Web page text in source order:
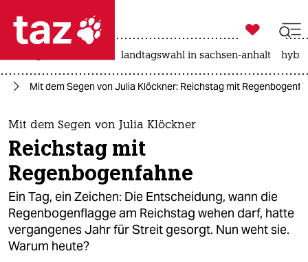
 taz zahl ich
taz zahl ich
themen
politik
öko
gesellschaft
kultur

taz zahl ich
landtagswahl in sachsen-anhalt
Mit dem Segen von Julia Klöckner: Reichstag mit
Mit dem Segen von Julia Klöckner
Reichstag mit
Regenbogenfahne
Ein Tag, ein Zeichen: Die Entscheidung, wann die
Regenbogenflagge am Reichstag wehen darf, hatte
vergangenes Jahr für Streit gesorgt. Nun weht sie.
Warum heute?